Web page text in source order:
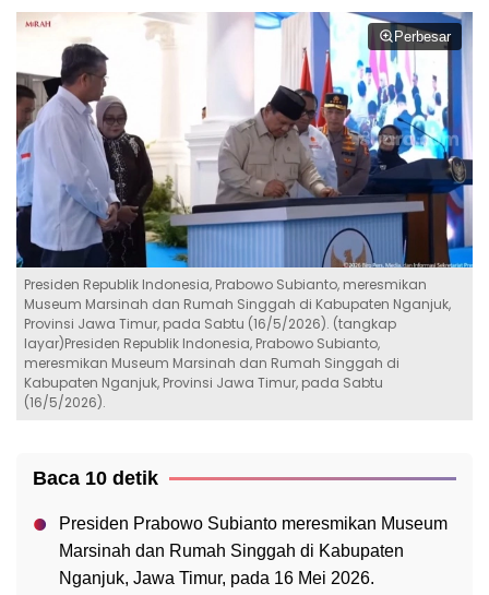
Perbesar
Presiden Republik Indonesia, Prabowo Subianto, meresmikan
Museum Marsinah dan Rumah Singgah di Kabupaten Nganjuk,
Provinsi Jawa Timur, pada Sabtu (16/5/2026). (tangkap
layar)Presiden Republik Indonesia, Prabowo Subianto,
meresmikan Museum Marsinah dan Rumah Singgah di
Kabupaten Nganjuk, Provinsi Jawa Timur, pada Sabtu
(16/5/2026).
Baca 10 detik
Presiden Prabowo Subianto meresmikan Museum
Marsinah dan Rumah Singgah di Kabupaten
Nganjuk, Jawa Timur, pada 16 Mei 2026.